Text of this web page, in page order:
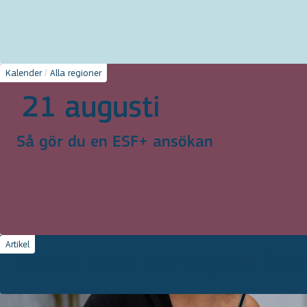
Kalender/ Alla regioner
21 augusti
Så gör du en ESF+ ansökan
Artikel